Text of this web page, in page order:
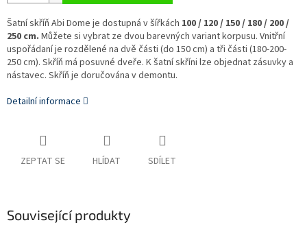
Šatní skříň Abi Dome je dostupná v šířkách 100 / 120 / 150 / 180 / 200 /
250 cm. Můžete si vybrat ze dvou barevných variant korpusu. Vnitřní
uspořádaní je rozdělené na dvě části (do 150 cm) a tři části (180-200-
250 cm). Skříň má posuvné dveře. K šatní skříni lze objednat zásuvky a
nástavec. Skříň je doručována v demontu.
Detailní informace
ZEPTAT SE HLÍDAT SDÍLET
Související produkty